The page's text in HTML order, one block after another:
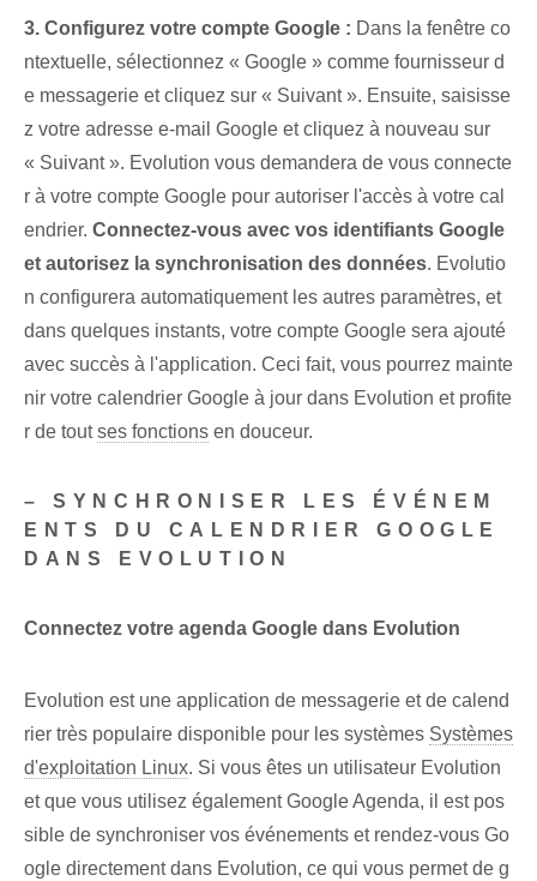
3. Configurez votre compte Google : Dans la fenêtre co
ntextuelle, sélectionnez « Google » comme fournisseur d
e messagerie et cliquez sur « Suivant ». Ensuite, saisisse
z votre adresse e-mail Google et⁢ cliquez à nouveau sur
« Suivant ». Evolution vous demandera de vous connecte
r à votre compte Google pour autoriser l'accès à votre cal
endrier. Connectez-vous avec vos identifiants Google
et autorisez la synchronisation des données. Evolutio
n configurera automatiquement les autres paramètres, et
dans quelques instants, votre compte Google sera ajouté
avec succès à l'application. Ceci fait, vous pourrez mainte
nir votre calendrier Google à jour dans Evolution et profite
r de toutses fonctions en douceur.
– SYNCHRONISER LES ÉVÉNEM
ENTS DU CALENDRIER GOOGLE
DANS EVOLUTION
Connectez votre agenda Google dans Evolution
Evolution est une application de messagerie et de calend
rier très populaire disponible pour les systèmes Systèmes
d'exploitation Linux. Si vous êtes un utilisateur Evolution
et que vous utilisez également Google Agenda, il est pos
sible de synchroniser vos événements et rendez-vous Go
ogle directement dans Evolution, ce qui vous permet de g